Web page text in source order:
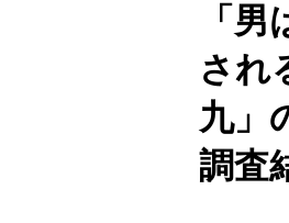
「
され
九」
調査